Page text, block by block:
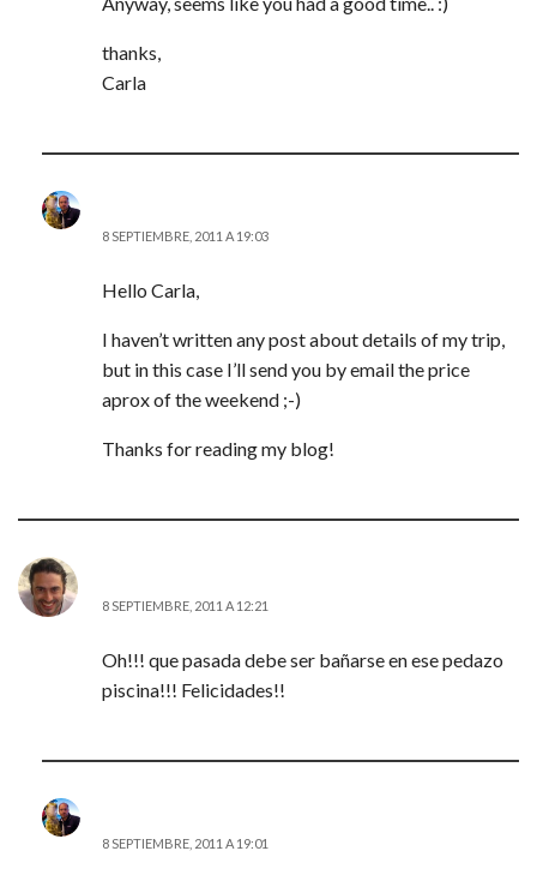
thanks,
Carla
8 SEPTIEMBRE, 2011 A 19:03
Hello Carla,
I haven’t written any post about details of my trip,
but in this case I’ll send you by email the price
aprox of the weekend ;-)
Thanks for reading my blog!
8 SEPTIEMBRE, 2011 A 12:21
Oh!!! que pasada debe ser bañarse en ese pedazo
piscina!!! Felicidades!!
8 SEPTIEMBRE, 2011 A 19:01